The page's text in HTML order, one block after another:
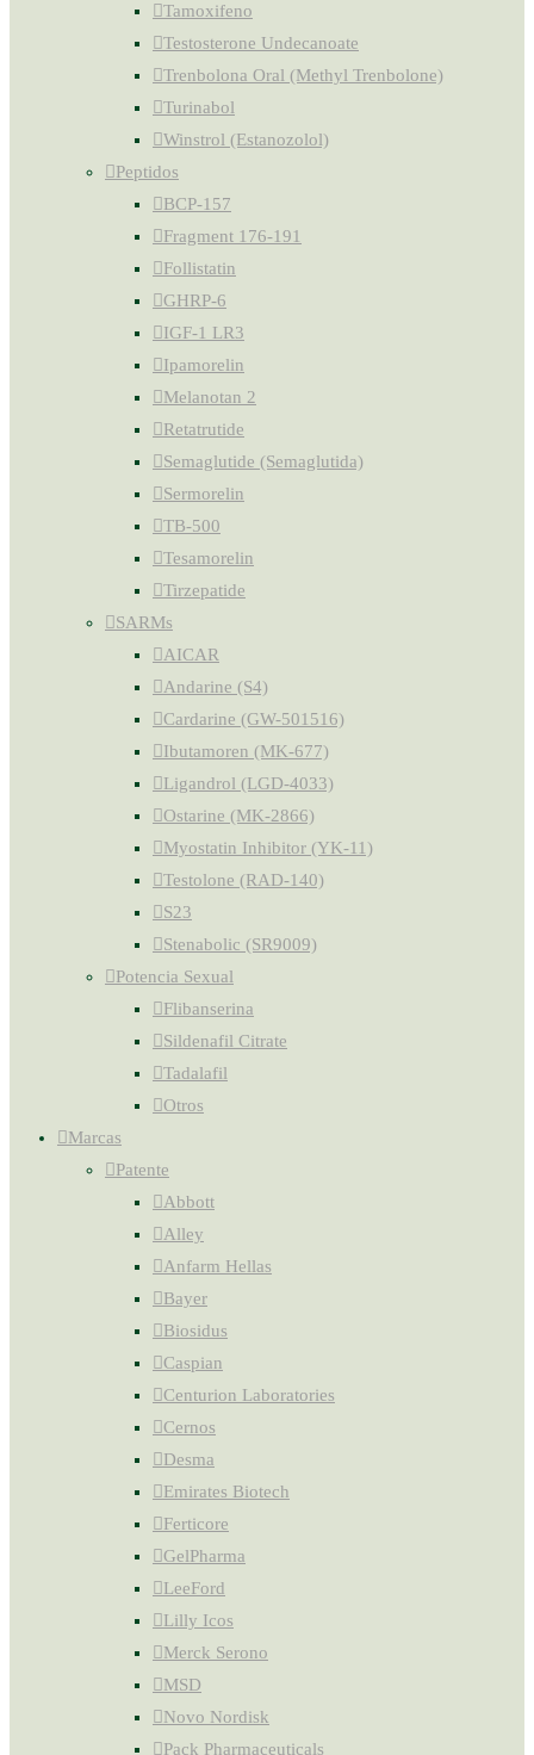
Tamoxifeno
Testosterone Undecanoate
Trenbolona Oral (Methyl Trenbolone)
Turinabol
Winstrol (Estanozolol)
Peptidos
BCP-157
Fragment 176-191
Follistatin
GHRP-6
IGF-1 LR3
Ipamorelin
Melanotan 2
Retatrutide
Semaglutide (Semaglutida)
Sermorelin
TB-500
Tesamorelin
Tirzepatide
SARMs
AICAR
Andarine (S4)
Cardarine (GW-501516)
Ibutamoren (MK-677)
Ligandrol (LGD-4033)
Ostarine (MK-2866)
Myostatin Inhibitor (YK-11)
Testolone (RAD-140)
S23
Stenabolic (SR9009)
Potencia Sexual
Flibanserina
Sildenafil Citrate
Tadalafil
Otros
Marcas
Patente
Abbott
Alley
Anfarm Hellas
Bayer
Biosidus
Caspian
Centurion Laboratories
Cernos
Desma
Emirates Biotech
Ferticore
GelPharma
LeeFord
Lilly Icos
Merck Serono
MSD
Novo Nordisk
Pack Pharmaceuticals